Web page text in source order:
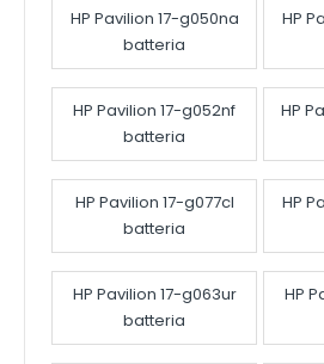
HP Pavilion 17-g050na
batteria
HP
HP Pavilion 17-g052nf
batteria
HP
HP Pavilion 17-g077cl
batteria
HP
HP Pavilion 17-g063ur
batteria
HP